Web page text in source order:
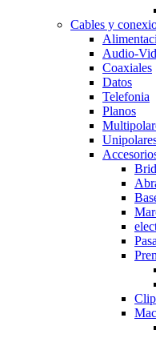
Cables y
Audio-
Coaxiales
Datos
Telefonia
Planos